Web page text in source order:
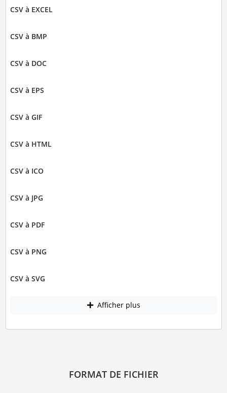
CSV à EXCEL
CSV à BMP
CSV à DOC
CSV à EPS
CSV à GIF
CSV à HTML
CSV à ICO
CSV à JPG
CSV à PDF
CSV à PNG
CSV à SVG
Afficher plus
FORMAT DE FICHIER